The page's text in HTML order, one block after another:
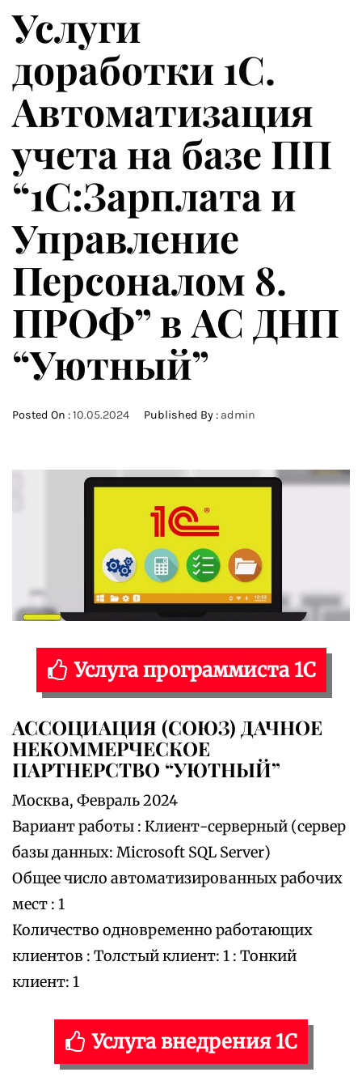
Услуги
доработки 1С.
Автоматизация
учета на базе ПП
“1С:Зарплата и
Управление
Персоналом 8.
ПРОФ” в АС ДНП
“Уютный”
Posted On :10.05.2024 Published By : admin
Услуга программиста 1С
АССОЦИАЦИЯ (СОЮЗ) ДАЧНОЕ
НЕКОММЕРЧЕСКОЕ
ПАРТНЕРСТВО “УЮТНЫЙ”
Москва, Февраль 2024
Вариант работы : Клиент-серверный (сервер
базы данных: Microsoft SQL Server)
Общее число автоматизированных рабочих
мест : 1
Количество одновременно работающих
клиентов : Толстый клиент: 1 : Тонкий
клиент: 1
Услуга внедрения 1С